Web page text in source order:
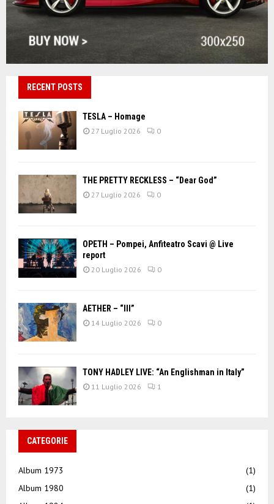
RECENT POSTS
TESLA – Homage
27 Luglio 2026 0
THE PRETTY RECKLESS – “Dear God”
27 Luglio 2026 0
OPETH – Pompei, Anfiteatro Scavi @ Live
report
20 Luglio 2026 0
AETHER – “III”
14 Luglio 2026 0
TONY HADLEY LIVE: “An Englishman in Italy”
11 Luglio 2026 1
CATEGORIE
Album 1973
(1)
Album 1980
(1)